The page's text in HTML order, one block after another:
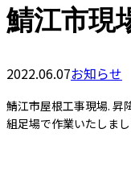
鯖江市現
2022.06.07お知らせ
鯖江市屋根工事現場.
組足場で作業いたしま